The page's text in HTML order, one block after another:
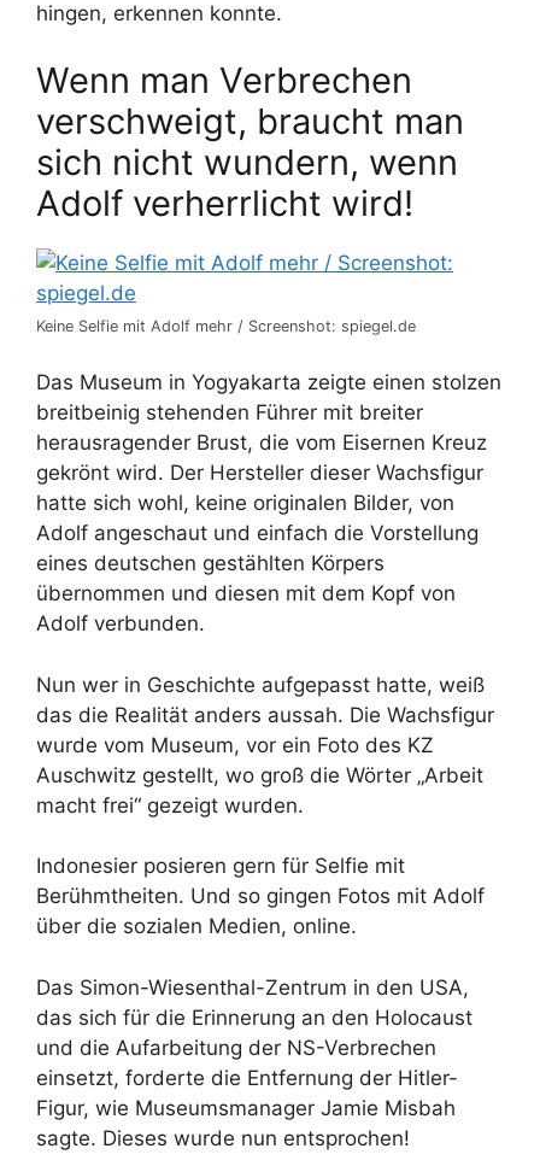
hingen, erkennen konnte.
Wenn man Verbrechen
verschweigt, braucht man
sich nicht wundern, wenn
Adolf verherrlicht wird!
Keine Selfie mit Adolf mehr / Screenshot: spiegel.de
Das Museum in Yogyakarta zeigte einen stolzen
breitbeinig stehenden Führer mit breiter
herausragender Brust, die vom Eisernen Kreuz
gekrönt wird. Der Hersteller dieser Wachsfigur
hatte sich wohl, keine originalen Bilder, von
Adolf angeschaut und einfach die Vorstellung
eines deutschen gestählten Körpers
übernommen und diesen mit dem Kopf von
Adolf verbunden.
Nun wer in Geschichte aufgepasst hatte, weiß
das die Realität anders aussah. Die Wachsfigur
wurde vom Museum, vor ein Foto des KZ
Auschwitz gestellt, wo groß die Wörter „Arbeit
macht frei“ gezeigt wurden.
Indonesier posieren gern für Selfie mit
Berühmtheiten. Und so gingen Fotos mit Adolf
über die sozialen Medien, online.
Das Simon-Wiesenthal-Zentrum in den USA,
das sich für die Erinnerung an den Holocaust
und die Aufarbeitung der NS-Verbrechen
einsetzt, forderte die Entfernung der Hitler-
Figur, wie Museumsmanager Jamie Misbah
sagte. Dieses wurde nun entsprochen!